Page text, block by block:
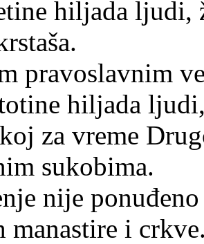
hiljada ljudi,
pravoslavnim
hiljada
za vreme
sukobima.
nije
manastire i